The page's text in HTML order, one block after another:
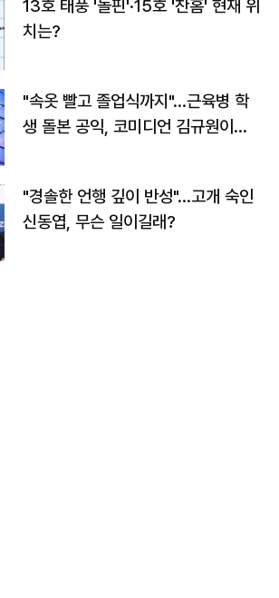
13호 태풍 '돌핀'·15호 '찬홈' 현재 위
치는?
"속옷 빨고 졸업식까지"…근육병 학
생 돌본 공익, 코미디언 김규원이었
"경솔한 언행 깊이 반성"…고개 숙인
신동엽, 무슨 일이길래?